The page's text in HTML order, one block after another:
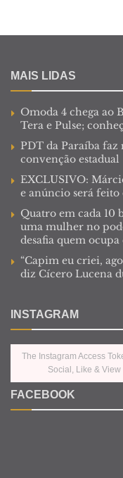
MAIS LIDAS
Omoda 4 chega ao
Tera e Pulse;
PDT da Paraíba
convenção estadual
EXCLUSIVO:
e anúncio será feito
Quatro em cada 10
uma mulher no
desafia quem ocupa
“Capim eu criei,
diz Cícero Lucena
INSTAGRAM
The Instagram Access
Social, Like & View
FACEBOOK